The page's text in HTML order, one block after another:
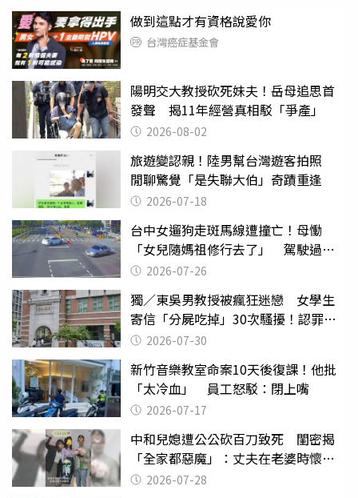
做到這點才有資格說愛你
台灣癌症基金會
陽明交大教授砍死妹夫！岳母追思首
發聲 揭11年經營真相駁「爭產」
2026-08-02
旅遊變認親！陸男幫台灣遊客拍照
閒聊驚覺「是失聯大伯」奇蹟重逢
2026-07-18
台中女遛狗走斑馬線遭撞亡！母慟
「女兒隨媽祖修行去了」 駕駛過失
致死判9月
2026-07-26
獨／東吳男教授被瘋狂迷戀 女學生
寄信「分屍吃掉」30次騷擾！認罪免
關 2026-07-30
新竹音樂教室命案10天後復課！他批
「太冷血」 員工怒駁：閉上嘴
2026-07-17
中和兒媳遭公公砍百刀致死 閨密揭
「全家都惡魔」：丈夫在老婆時懷孕
摔東西
2026-07-28